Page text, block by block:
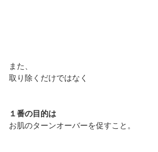
また、
取り除くだけではなく
１番の目的は
お肌のターンオーバーを促すこと。